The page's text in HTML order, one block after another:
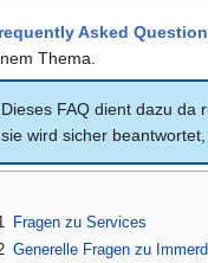
Asked
Thema.
Dieses FAQ dient dazu da
sie wird sicher
Fragen zu Services
Generelle Fragen zu